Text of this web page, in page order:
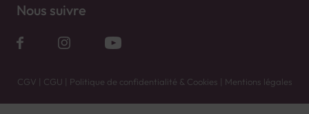
Nous suivre
CGV | CGU | Politique de confidentialité & Cookies | Mentions légales